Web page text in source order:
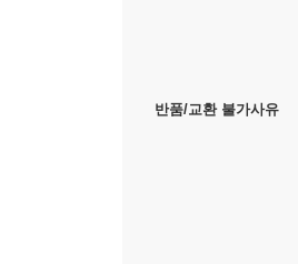
반품/교환 불가사유